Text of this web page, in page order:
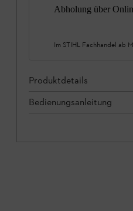
Abholung über
Im STIHL Fachhandel ab
Produktdetails
Bedienungsanleitung